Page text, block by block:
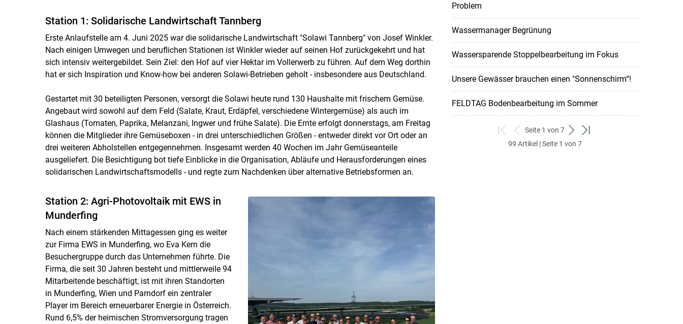
Station 1: Solidarische Landwirtschaft Tannberg
Erste Anlaufstelle am 4. Juni 2025 war die solidarische Landwirtschaft "Solawi Tannberg" von Josef Winkler.
Nach einigen Umwegen und beruflichen Stationen ist Winkler wieder auf seinen Hof zurückgekehrt und hat
sich intensiv weitergebildet. Sein Ziel: den Hof auf vier Hektar im Vollerwerb zu führen. Auf dem Weg dorthin
hat er sich Inspiration und Know-how bei anderen Solawi-Betrieben geholt - insbesondere aus Deutschland.
Gestartet mit 30 beteiligten Personen, versorgt die Solawi heute rund 130 Haushalte mit frischem Gemüse.
Angebaut wird sowohl auf dem Feld (Salate, Kraut, Erdäpfel, verschiedene Wintergemüse) als auch im
Glashaus (Tomaten, Paprika, Melanzani, Ingwer und frühe Salate). Die Ernte erfolgt donnerstags, am Freitag
können die Mitglieder ihre Gemüseboxen - in drei unterschiedlichen Größen - entweder direkt vor Ort oder an
drei weiteren Abholstellen entgegennehmen. Insgesamt werden 40 Wochen im Jahr Gemüseanteile
ausgeliefert. Die Besichtigung bot tiefe Einblicke in die Organisation, Abläufe und Herausforderungen eines
solidarischen Landwirtschaftsmodells - und regte zum Nachdenken über alternative Betriebsformen an.
Station 2: Agri-Photovoltaik mit EWS in
Munderfing
Nach einem stärkenden Mittagessen ging es weiter
zur Firma EWS in Munderfing, wo Eva Kern die
Besuchergruppe durch das Unternehmen führte. Die
Firma, die seit 30 Jahren besteht und mittlerweile 94
Mitarbeitende beschäftigt, ist mit ihren Standorten
in Munderfing, Wien und Parndorf ein zentraler
Player im Bereich erneuerbarer Energie in Österreich.
Rund 6,5% der heimischen Stromversorgung tragen
Problem
Wassermanager Begrünung
Wassersparende Stoppelbearbeitung im Fokus
Unsere Gewässer brauchen einen "Sonnenschirm“!
FELDTAG Bodenbearbeitung im Sommer
zum
ersten
zurück
zum
Seite 1 von 7
weiter
zum
zum
99 Artikel | Seite 1 von 7